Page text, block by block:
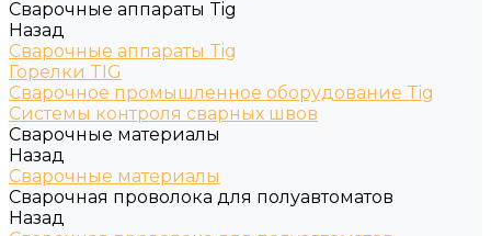
Сварочные аппараты Tig
Назад
Сварочные аппараты Tig
Горелки TIG
Сварочное промышленное оборудование Tig
Системы контроля сварных швов
Сварочные материалы
Назад
Сварочные материалы
Сварочная проволока для полуавтоматов
Назад